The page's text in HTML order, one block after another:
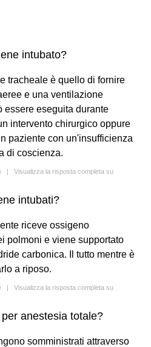
intubato?
tracheale è quello di fornire
e una ventilazione
essere eseguita durante
intervento chirurgico oppure
paziente con un'insufficienza
di coscienza.
| Visualizza la risposta completa su
intubati?
riceve ossigeno
polmoni e viene supportato
carbonica. Il tutto mentre è
a riposo.
| Visualizza la risposta completa su
anestesia totale?
somministrati attraverso